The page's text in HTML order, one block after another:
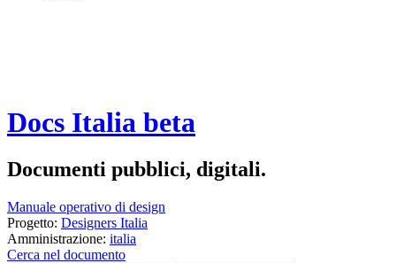
Docs Italia beta
Documenti pubblici, digitali.
Manuale operativo di design
Progetto: Designers Italia
Amministrazione: italia
Cerca nel documento